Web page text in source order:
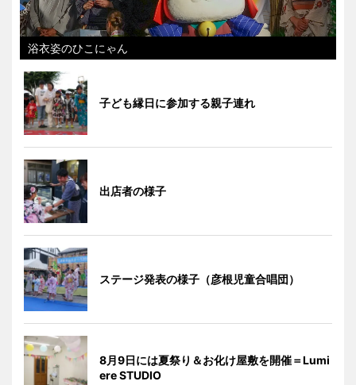
浴衣姿のひこにゃん
子ども縁日に参加する親子連れ
出店者の様子
ステージ発表の様子（彦根児童合唱団）
8月9日には夏祭り＆お化け屋敷を開催＝Lumi
ere STUDIO